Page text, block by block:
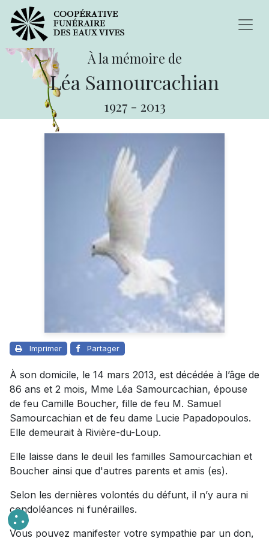
À la mémoire de
Léa Samourcachian
1927 - 2013
Imprimer Partager
À son domicile, le 14 mars 2013, est décédée à l’âge de
86 ans et 2 mois, Mme Léa Samourcachian, épouse
de feu Camille Boucher, fille de feu M. Samuel
Samourcachian et de feu dame Lucie Papadopoulos.
Elle demeurait à Rivière-du-Loup.
Elle laisse dans le deuil les familles Samourcachian et
Boucher ainsi que d'autres parents et amis (es).
Selon les dernières volontés du défunt, il n’y aura ni
condoléances ni funérailles.
Vous pouvez manifester votre sympathie par un don,